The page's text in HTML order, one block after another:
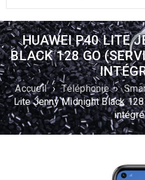
HUAWEI P40 LITE
BLACK 128 GO
Accueil › Téléphonie ›
Lite Jenny Midnight Black